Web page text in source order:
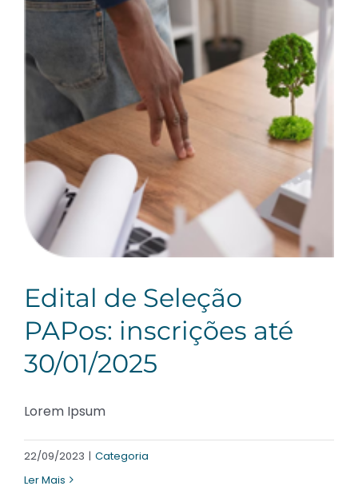
Edital de Seleção
PAPos: inscrições até
30/01/2025
Lorem Ipsum
22/09/2023 | Categoria
Ler Mais